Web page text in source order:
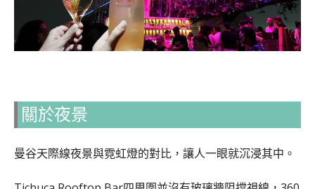
關於夜景
曼谷天際線夜景與霓虹燈的對比，讓人一眼就沉浸其中。